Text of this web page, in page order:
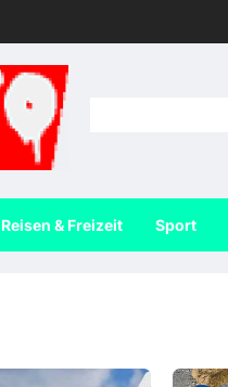
Reisen & Freizeit Sport